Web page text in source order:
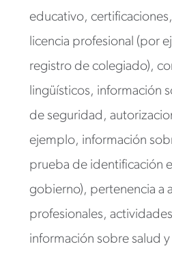
educativo,
licencia profesional (por
registro de colegiado),
lingüísticos, información
de seguridad,
ejemplo, información
prueba de identificación
gobierno), pertenencia a
profesionales,
información sobre salud